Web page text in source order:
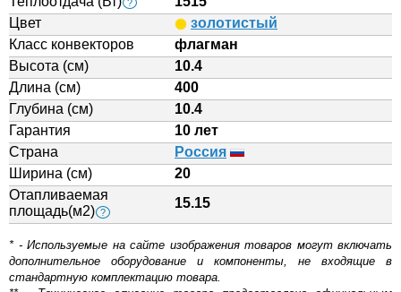
?
Цвет
золотистый
Класс конвекторов
флагман
Высота (см)
10.4
Длина (см)
400
Глубина (см)
10.4
Гарантия
10 лет
Страна
Россия
Ширина (см)
20
Отапливаемая
площадь(м2) ?
15.15
* - Используемые на сайте изображения товаров могут включать
дополнительное оборудование и компоненты, не входящие в
стандартную комплектацию товара.